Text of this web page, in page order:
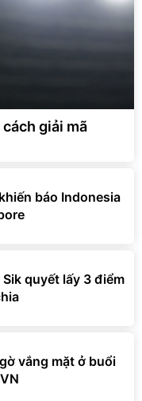
giải mã
báo Indonesia
Sik quyết lấy 3 điểm
vắng mặt ở buổi